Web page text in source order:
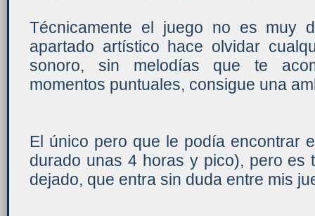
Técnicamente el juego no es muy
apartado artístico hace olvidar
sonoro, sin melodías que te
momentos puntuales, consigue una
El único pero que le podía encontrar
durado unas 4 horas y pico), pero es
dejado, que entra sin duda entre mis